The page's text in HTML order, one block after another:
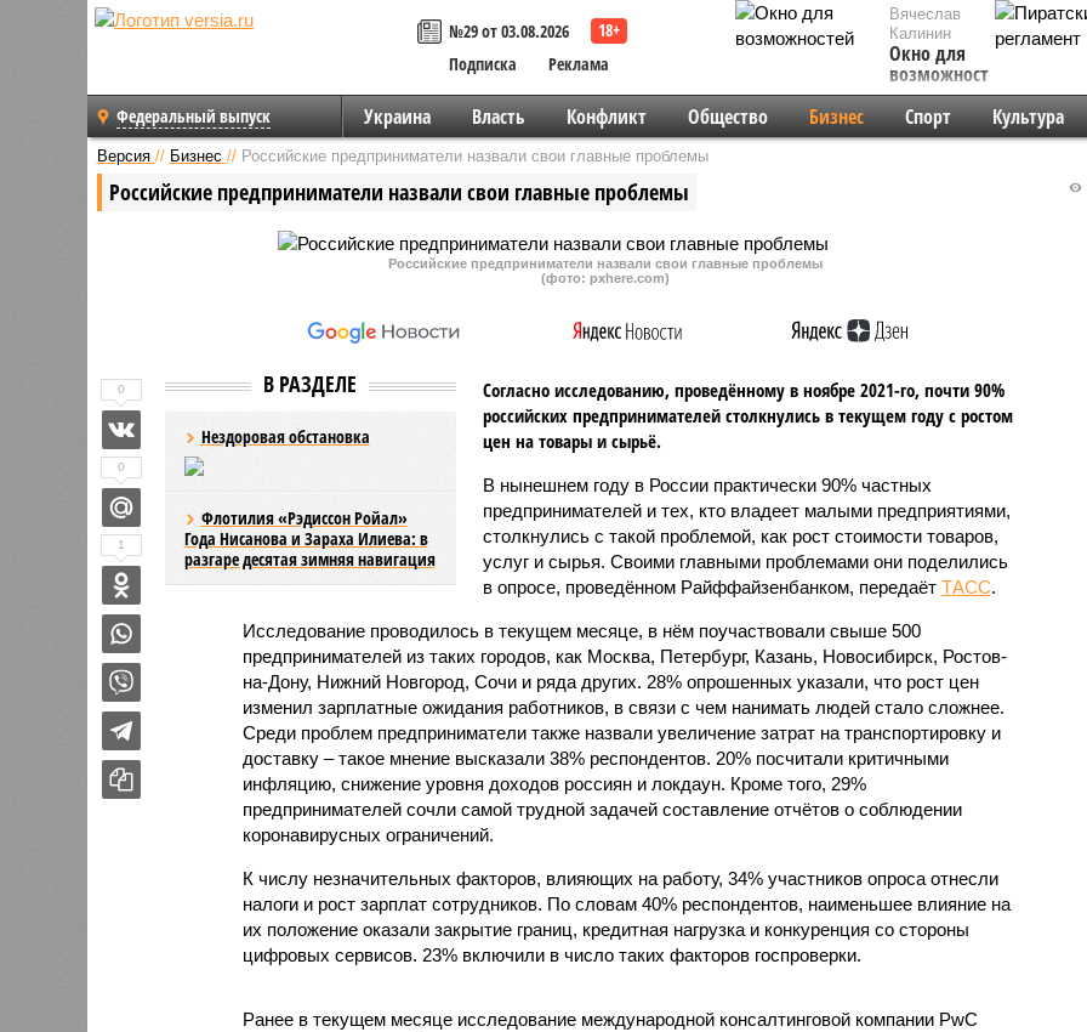
№29 от 03.08.2026
Подписка
Реклама
Вячеслав
Калинин
Окно для
возможностей
Федеральный выпуск Украина Власть Конфликт Общество Бизнес Спорт Культура
Версия // Бизнес // Российские предприниматели назвали свои главные проблемы
Российские предприниматели назвали свои главные проблемы
Российские предприниматели назвали свои главные проблемы
(фото: pxhere.com)
В РАЗДЕЛЕ
Нездоровая обстановка
Флотилия «Рэдиссон Ройал»
Года Нисанова и Зараха Илиева: в
разгаре десятая зимняя навигация
Согласно исследованию, проведённому в ноябре 2021-го, почти 90%
российских предпринимателей столкнулись в текущем году с ростом
цен на товары и сырьё.
В нынешнем году в России практически 90% частных
предпринимателей и тех, кто владеет малыми предприятиями,
столкнулись с такой проблемой, как рост стоимости товаров,
услуг и сырья. Своими главными проблемами они поделились
в опросе, проведённом Райффайзенбанком, передаёт ТАСС.
Исследование проводилось в текущем месяце, в нём поучаствовали свыше 500
предпринимателей из таких городов, как Москва, Петербург, Казань, Новосибирск, Ростов-
на-Дону, Нижний Новгород, Сочи и ряда других. 28% опрошенных указали, что рост цен
изменил зарплатные ожидания работников, в связи с чем нанимать людей стало сложнее.
Среди проблем предприниматели также назвали увеличение затрат на транспортировку и
доставку – такое мнение высказали 38% респондентов. 20% посчитали критичными
инфляцию, снижение уровня доходов россиян и локдаун. Кроме того, 29%
предпринимателей сочли самой трудной задачей составление отчётов о соблюдении
коронавирусных ограничений.
К числу незначительных факторов, влияющих на работу, 34% участников опроса отнесли
налоги и рост зарплат сотрудников. По словам 40% респондентов, наименьшее влияние на
их положение оказали закрытие границ, кредитная нагрузка и конкуренция со стороны
цифровых сервисов. 23% включили в число таких факторов госпроверки.
Ранее в текущем месяце исследование международной консалтинговой компании PwC
0
0
1